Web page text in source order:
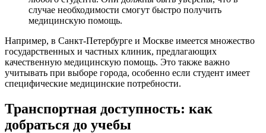
случае необходимости смогут быстро получить
медицинскую помощь.
Например, в Санкт-Петербурге и Москве имеется множество
государственных и частных клиник, предлагающих
качественную медицинскую помощь. Это также важно
учитывать при выборе города, особенно если студент имеет
специфические медицинские потребности.
Транспортная доступность: как
добраться до учебы